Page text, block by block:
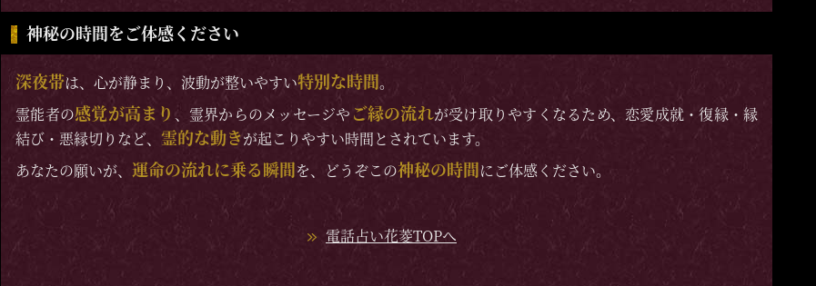
神秘の時間をご体感ください
深夜帯は、心が静まり、波動が整いやすい特別な時間。
霊能者の感覚が高まり 、霊界からのメッセージや ご縁の流れが受け取りやすくなるため、恋愛成就・復縁・縁
結び・悪縁切りなど、 霊的な動きが起こりやすい時間とされています。
あなたの願いが、 運命の流れに乗る瞬間を、どうぞこの神秘の時間にご体感ください。
電話占い花菱TOPへ